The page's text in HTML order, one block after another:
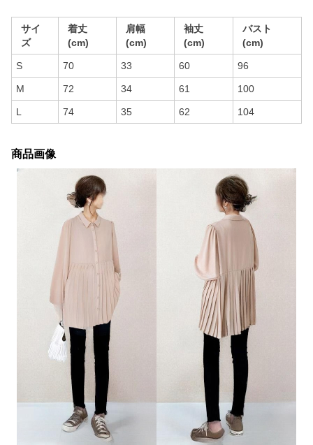
サイ
ズ
着丈
(cm)
肩幅
(cm)
袖丈
(cm)
バスト
(cm)
S 70 33 60 96
M 72 34 61 100
L 74 35 62 104
商品画像